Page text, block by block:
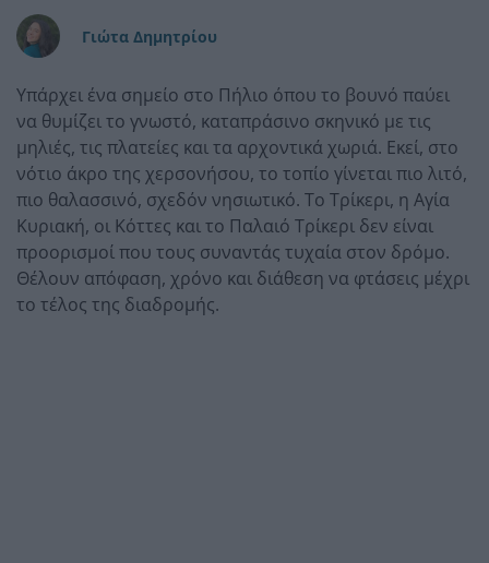
Γιώτα Δημητρίου
Υπάρχει ένα σημείο στο Πήλιο όπου το βουνό παύει
να θυμίζει το γνωστό, καταπράσινο σκηνικό με τις
μηλιές, τις πλατείες και τα αρχοντικά χωριά. Εκεί, στο
νότιο άκρο της χερσονήσου, το τοπίο γίνεται πιο λιτό,
πιο θαλασσινό, σχεδόν νησιωτικό. Το Τρίκερι, η Αγία
Κυριακή, οι Κόττες και το Παλαιό Τρίκερι δεν είναι
προορισμοί που τους συναντάς τυχαία στον δρόμο.
Θέλουν απόφαση, χρόνο και διάθεση να φτάσεις μέχρι
το τέλος της διαδρομής.